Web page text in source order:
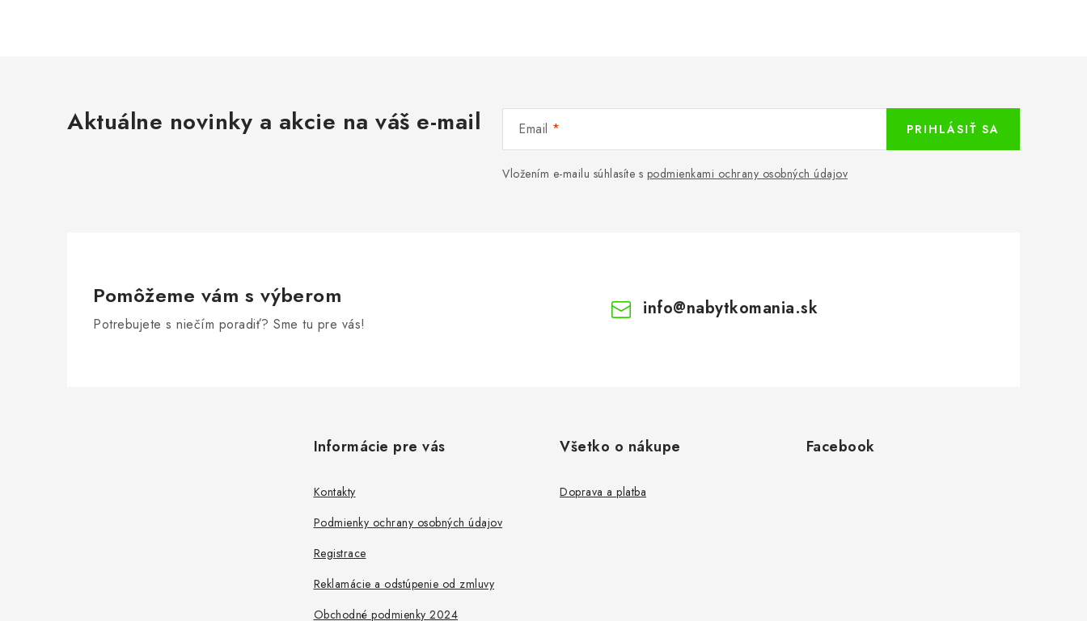
Aktuálne novinky a akcie na váš e-mail Email
Vložením e-mailu súhlasíte s podmienkami ochrany osobných údajov
PRIHLÁSIŤ SA
Pomôžeme vám s výberom
Potrebujete s niečím poradiť? Sme tu pre vás!
info@nabytkomania.sk
Informácie pre vás
Kontakty
Podmienky ochrany osobných údajov
Registrace
Reklamácie a odstúpenie od zmluvy
Obchodné podmienky 2024
Všetko o nákupe
Doprava a platba
Facebook